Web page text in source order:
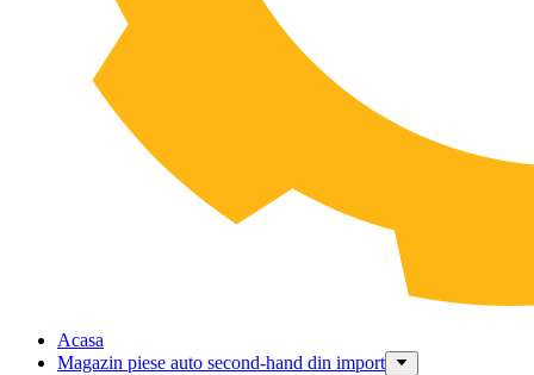
Acasa
Magazin piese auto second-hand din import